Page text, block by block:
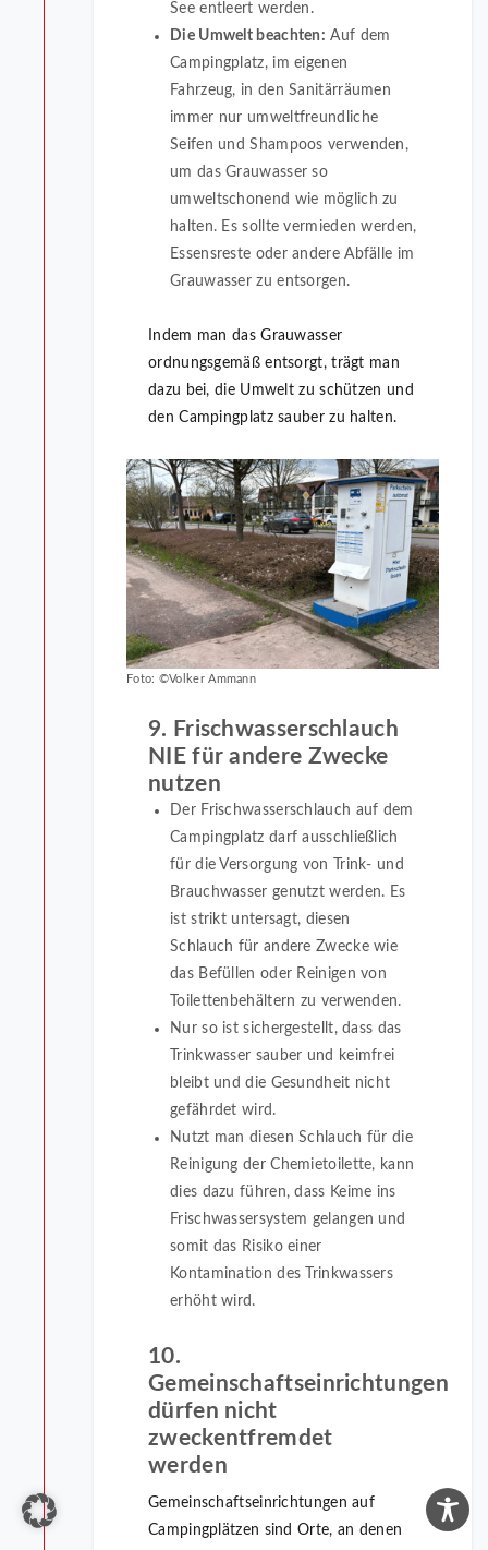
See entleert werden.
Die Umwelt beachten: Auf dem
Campingplatz, im eigenen
Fahrzeug, in den Sanitärräumen
immer nur umweltfreundliche
Seifen und Shampoos verwenden,
um das Grauwasser so
umweltschonend wie möglich zu
halten. Es sollte vermieden werden,
Essensreste oder andere Abfälle im
Grauwasser zu entsorgen.
Indem man das Grauwasser
ordnungsgemäß entsorgt, trägt man
dazu bei, die Umwelt zu schützen und
den Campingplatz sauber zu halten.
Foto: ©Volker Ammann
9. Frischwasserschlauch
NIE für andere Zwecke
nutzen
Der Frischwasserschlauch auf dem
Campingplatz darf ausschließlich
für die Versorgung von Trink- und
Brauchwasser genutzt werden. Es
ist strikt untersagt, diesen
Schlauch für andere Zwecke wie
das Befüllen oder Reinigen von
Toilettenbehältern zu verwenden.
Nur so ist sichergestellt, dass das
Trinkwasser sauber und keimfrei
bleibt und die Gesundheit nicht
gefährdet wird.
Nutzt man diesen Schlauch für die
Reinigung der Chemietoilette, kann
dies dazu führen, dass Keime ins
Frischwassersystem gelangen und
somit das Risiko einer
Kontamination des Trinkwassers
erhöht wird.
10.
Gemeinschaftseinrichtungen
dürfen nicht
zweckentfremdet
werden
Gemeinschaftseinrichtungen auf
Campingplätzen sind Orte, an denen